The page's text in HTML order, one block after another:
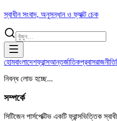
স্বাধীন সংবাদ, অনুসন্ধান ও ফ্যাক্ট চেক
হোমবাংলাদেশফ্রান্সআন্তর্জাতিকপ্রবাসরাজনীতি
নিবন্ধ লোড হচ্ছে...
সম্পর্কে
সিটিজেন পার্সপেক্টিভ একটি ফ্রান্সভিত্তিক